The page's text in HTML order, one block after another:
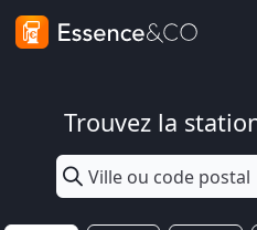
Trouvez la